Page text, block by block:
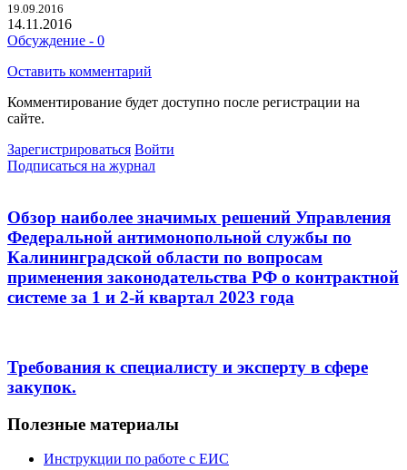
19.09.2016
14.11.2016
Обсуждение - 0
Оставить комментарий
Комментирование будет доступно после регистрации на
сайте.
Зарегистрироваться Войти
Подписаться на журнал
Обзор наиболее значимых решений Управления
Федеральной антимонопольной службы по
Калининградской области по вопросам
применения законодательства РФ о контрактной
системе за 1 и 2-й квартал 2023 года
Требования к специалисту и эксперту в сфере
закупок.
Полезные материалы
Инструкции по работе с ЕИС